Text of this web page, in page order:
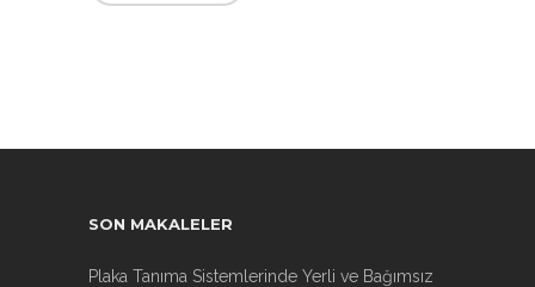
SON MAKALELER
Plaka Tanıma Sistemlerinde Yerli ve Bağımsız